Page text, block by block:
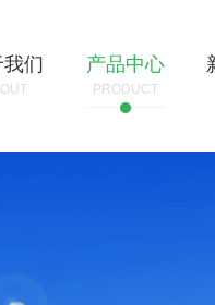
们 产品中心
PRODUCT